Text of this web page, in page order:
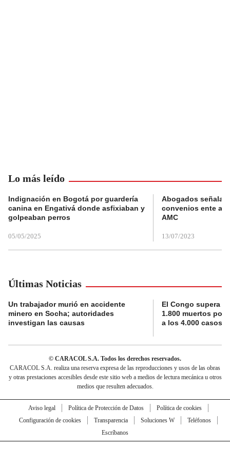
Lo más leído
Indignación en Bogotá por guardería
canina en Engativá donde asfixiaban y
golpeaban perros
05/05/2025
Abogados
convenios ente
AMC
13/07/2023
Últimas Noticias
Un trabajador murió en accidente
minero en Socha; autoridades
investigan las causas
El Congo supera
1.800 muertos por
a los 4.000 casos
© CARACOL S.A. Todos los derechos reservados.
CARACOL S.A. realiza una reserva expresa de las reproducciones y usos de las obras
y otras prestaciones accesibles desde este sitio web a medios de lectura mecánica u otros
medios que resulten adecuados.
Aviso legal Política de Protección de Datos
Política de cookies
Configuración de cookies
Transparencia Soluciones W
Teléfonos
Escríbanos